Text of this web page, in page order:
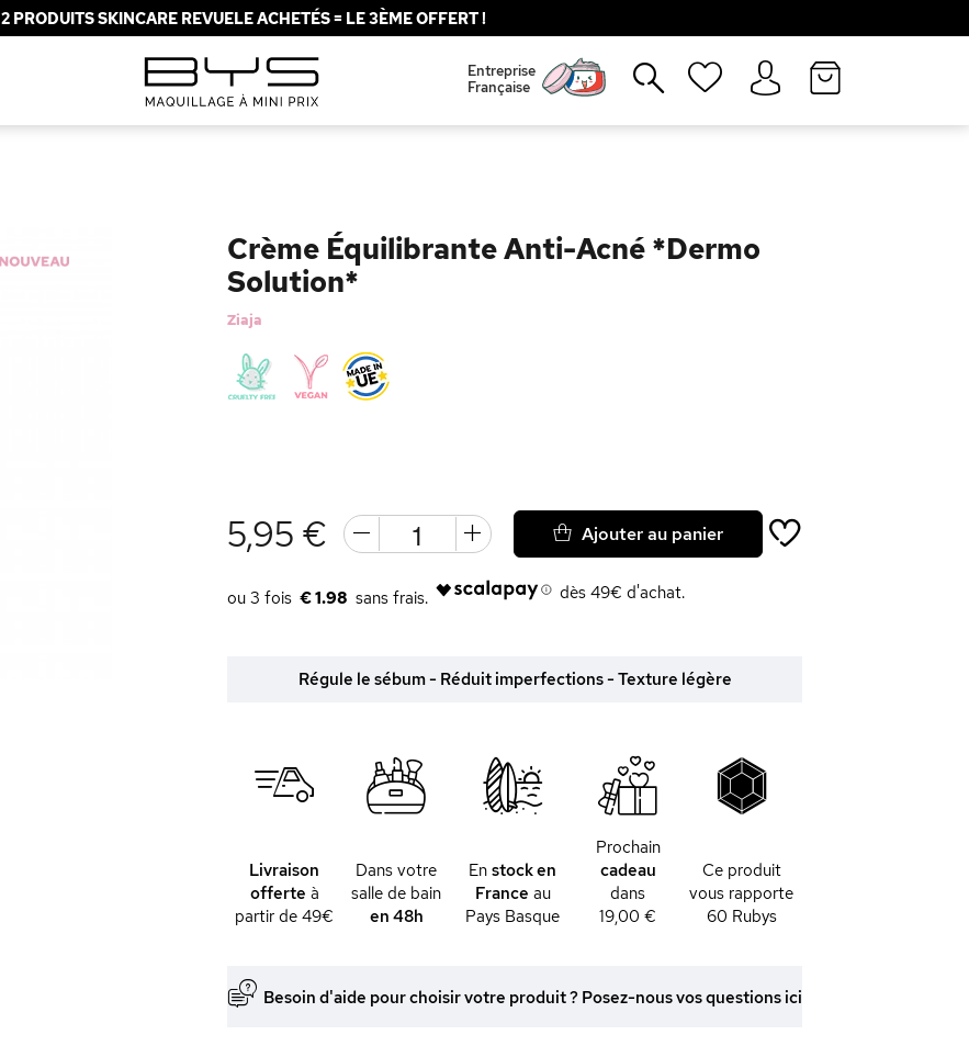
2 PRODUITS SKINCARE REVUELE ACHETÉS = LE 3ÈME OFFERT !
Entreprise
Française
Crème Équilibrante Anti-Acné *Dermo
Solution*
Ziaja
5,95 €
€ 1.98 dès 49€ d'achat.
Ajouter au panier
Régule le sébum - Réduit imperfections - Texture légère
Livraison
offerte à
partir de 49€
Dans votre
salle de bain
en 48h
Enstock en
France au
Pays Basque
Prochain
cadeau
dans
19,00 €
Ce produit
vous rapporte
60 Rubys
Besoin d'aide pour choisir votre produit ? Posez-nous vos questions ici